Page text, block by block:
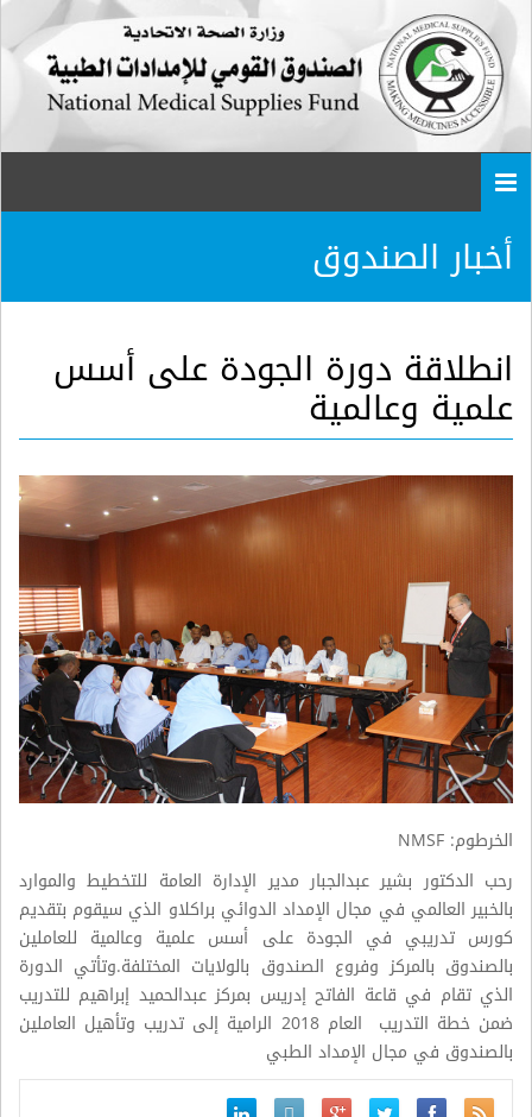
أخبار الصندوق
انطلاقة دورة الجودة على أسس
علمية وعالمية
الخرطوم: NMSF
رحب الدكتور بشير عبدالجبار مدير الإدارة العامة للتخطيط والموارد
بالخبير العالمي في مجال الإمداد الدوائي براكلاو الذي سيقوم بتقديم
كورس تدريبي في الجودة على أسس علمية وعالمية للعاملين
بالصندوق بالمركز وفروع الصندوق بالولايات المختلفة.وتأتي الدورة
الذي تقام في قاعة الفاتح إدريس بمركز عبدالحميد إبراهيم للتدريب
ضمن خطة التدريب العام 2018 الرامية إلى تدريب وتأهيل العاملين
بالصندوق في مجال الإمداد الطبي